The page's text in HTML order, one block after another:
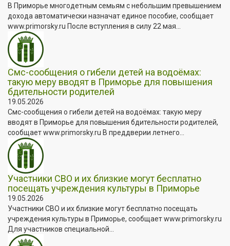
В Приморье многодетным семьям с небольшим превышением
дохода автоматически назначат единое пособие, сообщает
www.primorsky.ru После вступления в силу 22 мая...
Смс-сообщения о гибели детей на водоёмах:
такую меру вводят в Приморье для повышения
бдительности родителей
19.05.2026
Смс-сообщения о гибели детей на водоёмах: такую меру
вводят в Приморье для повышения бдительности родителей,
сообщает www.primorsky.ru В преддверии летнего...
Участники СВО и их близкие могут бесплатно
посещать учреждения культуры в Приморье
19.05.2026
Участники СВО и их близкие могут бесплатно посещать
учреждения культуры в Приморье, сообщает www.primorsky.ru
Для участников специальной...